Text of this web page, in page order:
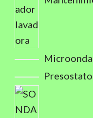
Presostato